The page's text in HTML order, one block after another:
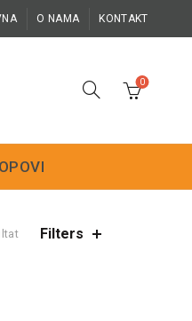
O NAMA KONTAKT
0
Filters